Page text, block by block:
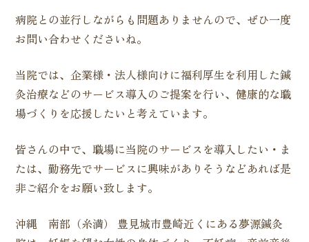
病院との並行しながらも問題ありませんので、ぜひ一度
お問い合わせくださいね。
当院では、企業様・法人様向けに福利厚生を利用した鍼
灸治療などのサービス導入のご提案を行い、健康的な職
場づくりを応援したいと考えています。
皆さんの中で、職場に当院のサービスを導入したい・ま
たは、勤務先でサービスに興味がありそうなどあれば是
非ご紹介をお願い致します。
沖縄 南部（糸満） 豊見城市豊崎近くにある夢源鍼灸